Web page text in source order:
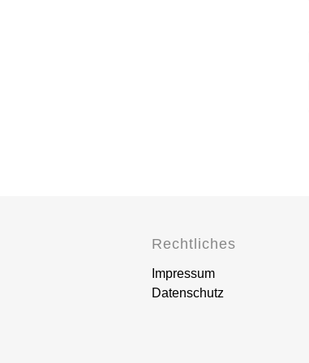
Rechtliches
Impressum
Datenschutz